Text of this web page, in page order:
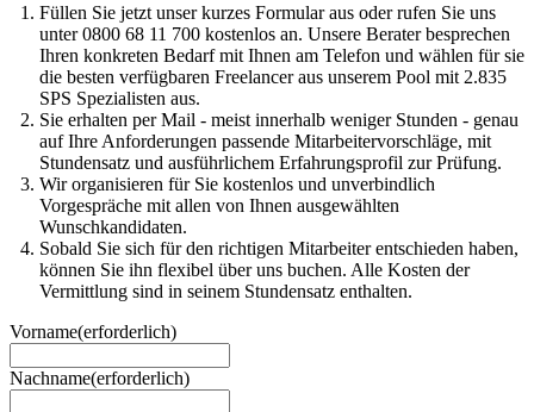
Füllen Sie jetzt unser kurzes Formular aus oder rufen Sie uns
unter 0800 68 11 700 kostenlos an. Unsere Berater besprechen
Ihren konkreten Bedarf mit Ihnen am Telefon und wählen für sie
die besten verfügbaren Freelancer aus unserem Pool mit 2.835
SPS Spezialisten aus.
Sie erhalten per Mail - meist innerhalb weniger Stunden - genau
auf Ihre Anforderungen passende Mitarbeitervorschläge, mit
Stundensatz und ausführlichem Erfahrungsprofil zur Prüfung.
Wir organisieren für Sie kostenlos und unverbindlich
Vorgespräche mit allen von Ihnen ausgewählten
Wunschkandidaten.
Sobald Sie sich für den richtigen Mitarbeiter entschieden haben,
können Sie ihn flexibel über uns buchen. Alle Kosten der
Vermittlung sind in seinem Stundensatz enthalten.
Vorname(erforderlich)
Nachname(erforderlich)